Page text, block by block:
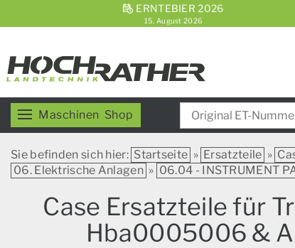
ERNTEBIER 2026
15. August 2026
Maschinen Shop
Sie befinden sich hier: Startseite » Ersatzteile »
06. Elektrische Anlagen » 06.04 - INSTRUMENT
Case Ersatzteile für
Hba0005006 &